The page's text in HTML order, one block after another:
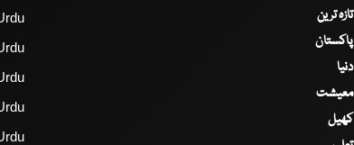
تازہ ترین
پاکستان
دنیا
معیشت
کھیل